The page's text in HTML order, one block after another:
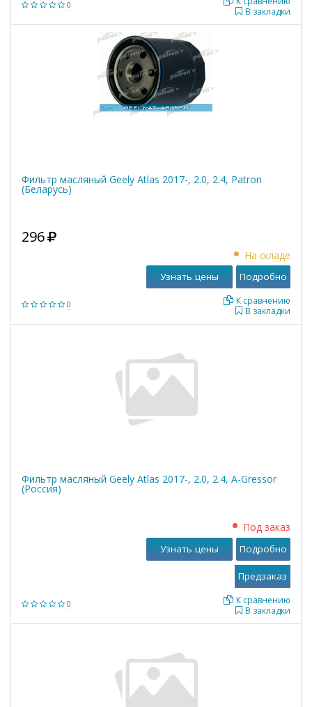
0
В закладки
Фильтр масляный Geely Atlas 2017-, 2.0, 2.4, Patron
(Беларусь)
0
296
На складе
В закладки
К сравнению
Узнать цены Подробно
Фильтр масляный Geely Atlas 2017-, 2.0, 2.4, A-Gressor
(Россия)
0
Под заказ
В закладки
К сравнению
Узнать цены Подробно